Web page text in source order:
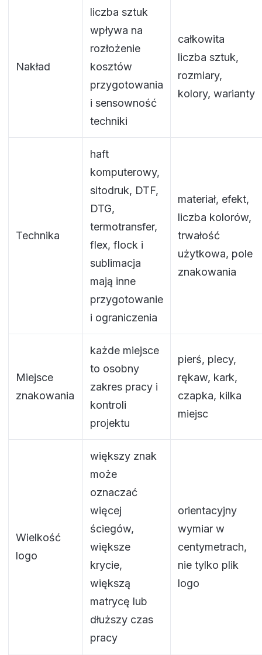
Nakład
liczba sztuk
wpływa na
rozłożenie
kosztów
przygotowania
i sensowność
techniki
całkowita
liczba sztuk,
rozmiary,
kolory, warianty
Technika
haft
komputerowy,
sitodruk, DTF,
DTG,
termotransfer,
flex, flock i
sublimacja
mają inne
przygotowanie
i ograniczenia
materiał, efekt,
liczba kolorów,
trwałość
użytkowa, pole
znakowania
Miejsce
znakowania
każde miejsce
to osobny
zakres pracy i
kontroli
projektu
pierś, plecy,
rękaw, kark,
czapka, kilka
miejsc
Wielkość
logo
większy znak
może
oznaczać
więcej
ściegów,
większe
krycie,
większą
matrycę lub
dłuższy czas
pracy
orientacyjny
wymiar w
centymetrach,
nie tylko plik
logo